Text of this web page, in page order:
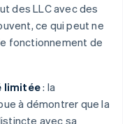
des LLC avec des
ce qui peut ne
fonctionnement de
limitée: la
à démontrer que la
avec sa